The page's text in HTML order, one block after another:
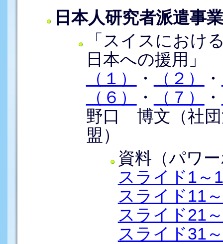
日本人研究者派遣事業
「スイスにおけ
日本への援用」
（１）
・ （２） ・
（６）
・ （７） ・
野口 博文（社
盟）
資料（パワ
スライド1～
スライド11
スライド21
スライド31